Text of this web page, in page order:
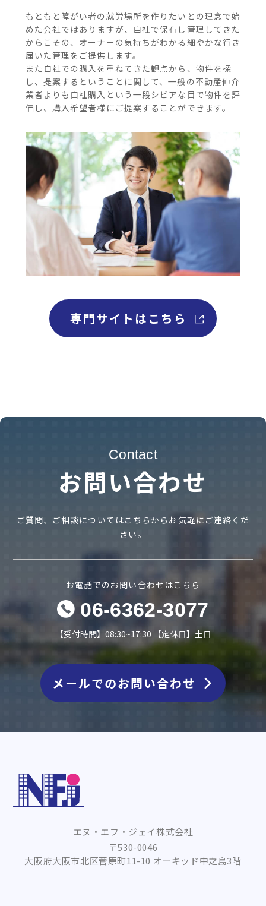
お知らせ
私たちについて
もともと障がい者の就労場所を作りたいとの理念で始
めた会社ではありますが、自社で保有し管理してきた
からこその、オーナーの気持ちがわかる細やかな行き
届いた管理をご提供します。
また自社での購入を重ねてきた観点から、物件を探
し、提案するということに関して、一般の不動産仲介
業者よりも自社購入という一段シビアな目で物件を評
価し、購入希望者様にご提案することができます。
専門サイトはこちら
お問い合わせ
ご質問、ご相談についてはこちらからお気軽にご連絡くだ
さい。
お電話でのお問い合わせはこちら
06-6362-3077
【受付時間】08:30~17:30 【定休日】土日
メールでのお問い合わせ
エヌ・エフ・ジェイ株式会社
〒530-0046
大阪府大阪市北区菅原町11-10 オーキッド中之島3階